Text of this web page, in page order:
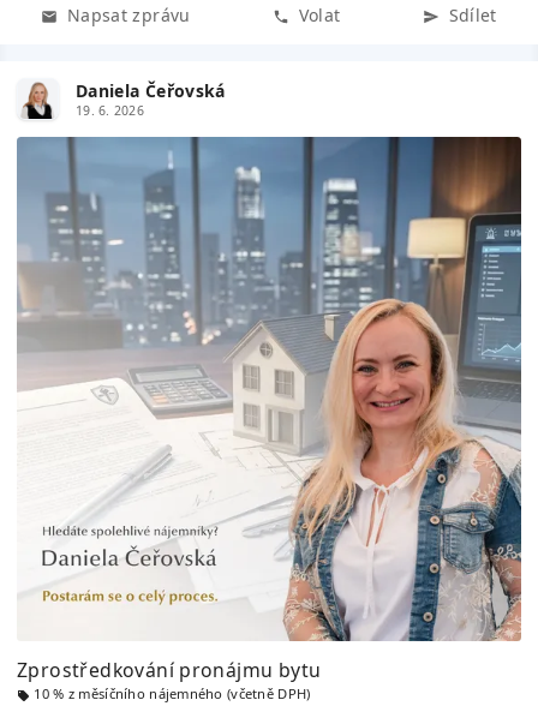
Napsat zprávu Volat Sdílet
Daniela Čeřovská
19. 6. 2026
Zprostředkování pronájmu bytu
10 % z měsíčního nájemného (včetně DPH)